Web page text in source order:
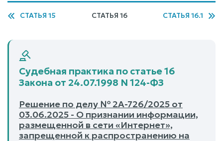
СТАТЬЯ 15 СТАТЬЯ 16 СТАТЬЯ 16.1
Судебная практика по статье 16
Закона от 24.07.1998 N 124-ФЗ
Решение по делу № 2А-726/2025 от
03.06.2025 - О признании информации,
размещенной в сети «Интернет»,
запрещенной к распространению на